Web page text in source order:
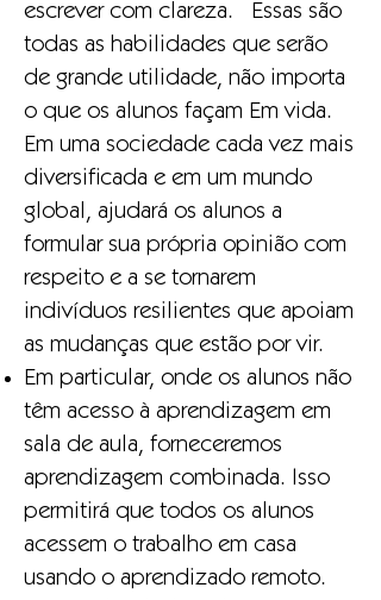
escrever com clareza. Essas são
todas as habilidades que serão
de grande utilidade, não importa
o que os alunos façam Em vida.
Em uma sociedade cada vez mais
diversificada e em um mundo
global, ajudará os alunos a
formular sua própria opinião com
respeito e a se tornarem
indivíduos resilientes que apoiam
as mudanças que estão por vir.
Em particular, onde os alunos não
têm acesso à aprendizagem em
sala de aula, forneceremos
aprendizagem combinada. Isso
permitirá que todos os alunos
acessem o trabalho em casa
usando o aprendizado remoto.